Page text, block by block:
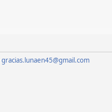
gracias.lunaen45@gmail.com